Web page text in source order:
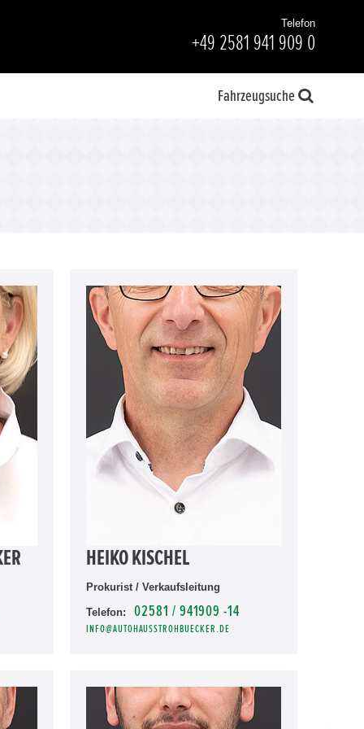
Telefon
+49 2581 941 909 0
Fahrzeugsuche
HEIKO KISCHEL
Prokurist / Verkaufsleitung
Telefon: 02581 / 941909 -14
INFO@AUTOHAUSSTROHBUECKER.DE